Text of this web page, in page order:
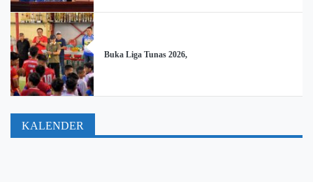
Buka Liga Tunas 2026,
KALENDER